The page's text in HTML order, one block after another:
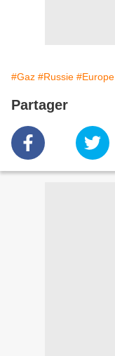
#Gaz #Russie #Europe
Partager